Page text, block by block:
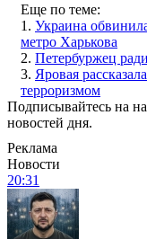
Еще по теме:
1. Украина
метро Харькова
2. Петербуржец
3. Яровая
терроризмом
Подписывайтесь на
новостей дня.
Реклама
Новости
20:31